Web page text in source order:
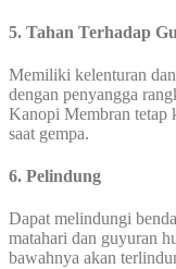
5. Tahan Terhadap
Memiliki kelenturan
dengan penyangga
Kanopi Membran tetap
saat gempa.
6. Pelindung
Dapat melindungi
matahari dan guyuran
bawahnya akan